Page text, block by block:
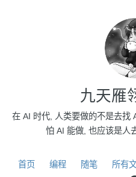
九天雁
在 AI 时代, 人类要做的不是去找
怕 AI 能做, 也应该是人
首页 编程 随笔 所有